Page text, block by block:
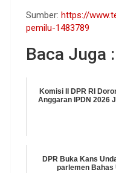
Sumber:https://
pemilu-1483789
Baca Juga :
Komisi II DPR RI
Anggaran IPDN 2026
DPR Buka Kans
parlemen Bahas